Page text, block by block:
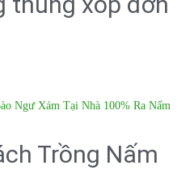
Trồng Nấm